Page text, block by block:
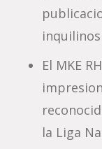
El MKE
la Liga